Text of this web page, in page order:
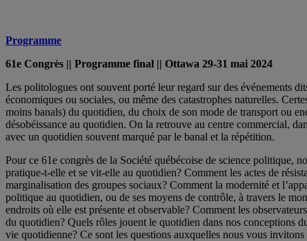
Programme
61e Congrès || Programme final || Ottawa 29-31 mai 2024
Les politologues ont souvent porté leur regard sur des événements
économiques ou sociales, ou même des catastrophes naturelles.
moins banals) du quotidien, du choix de son mode de transport ou
désobéissance au quotidien. On la retrouve au centre commercial,
avec un quotidien souvent marqué par le banal et la répétition.
Pour ce 61e congrès de la Société québécoise de science politique,
pratique-t-elle et se vit-elle au quotidien? Comment les actes de
marginalisation des groupes sociaux? Comment la modernité et
politique au quotidien, ou de ses moyens de contrôle, à travers le
endroits où elle est présente et observable? Comment les
du quotidien? Quels rôles jouent le quotidien dans nos conceptions
vie quotidienne? Ce sont les questions auxquelles nous vous